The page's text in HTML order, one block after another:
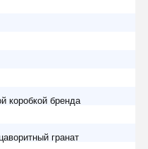
коробкой бренда
гранат